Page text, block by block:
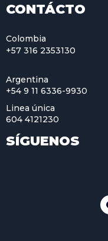
CONTÁCTO
Colombia
+57 316 2353130
Argentina
+54 9 11 6336-9930
Linea única
604 4121230
SÍGUENOS